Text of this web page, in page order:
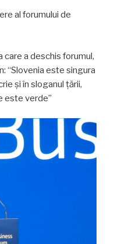
al forumului de
a deschis forumul,
“Slovenia este singura
și în sloganul țării,
este verde”